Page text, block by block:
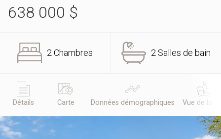
638 000 $
2 Chambres 2 Salles de bain
Détails Carte Données démographiques Vue de la